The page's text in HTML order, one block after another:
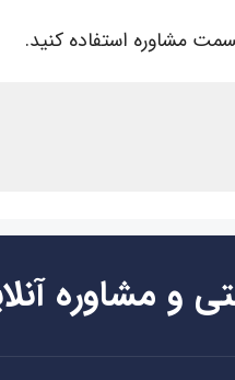
مشاوره استفاده کنید.
و مشاوره